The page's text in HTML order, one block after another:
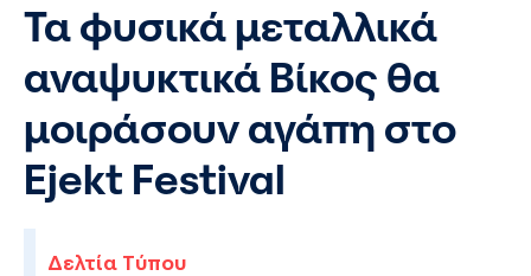
Τα φυσικά μεταλλικά
αναψυκτικά Βίκος θα
μοιράσουν αγάπη στο
Ejekt Festival
Δελτία Τύπου